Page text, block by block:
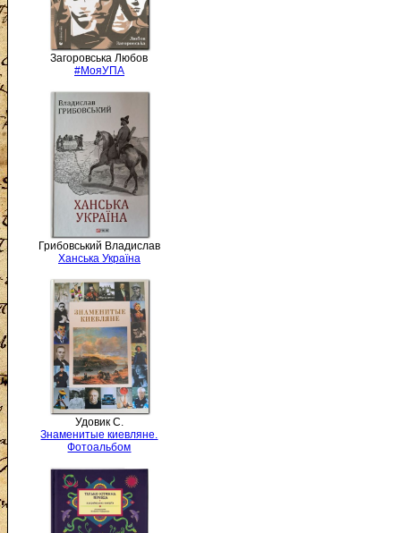
Загоровська Любов
#МояУПА
Грибовський Владислав
Ханська Україна
Удовик С.
Знаменитые киевляне.
Фотоальбом